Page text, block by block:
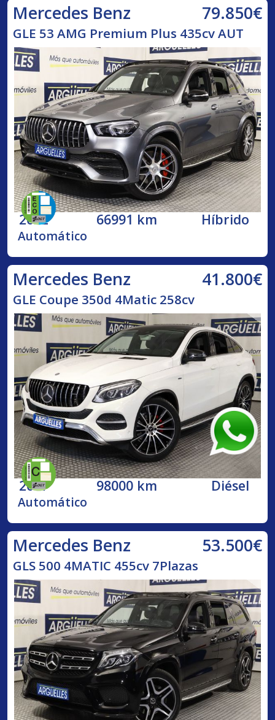
Mercedes Benz 79.850€
GLE 53 AMG Premium Plus 435cv AUT
2022 66991 km Híbrido
Automático
Mercedes Benz 41.800€
GLE Coupe 350d 4Matic 258cv
2017 98000 km Diésel
Automático
Mercedes Benz 53.500€
GLS 500 4MATIC 455cv 7Plazas